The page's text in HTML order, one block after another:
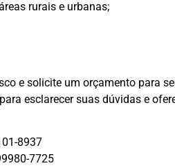
rurais e urbanas;
e solicite um orçamento para
esclarecer suas dúvidas e
8937
7725